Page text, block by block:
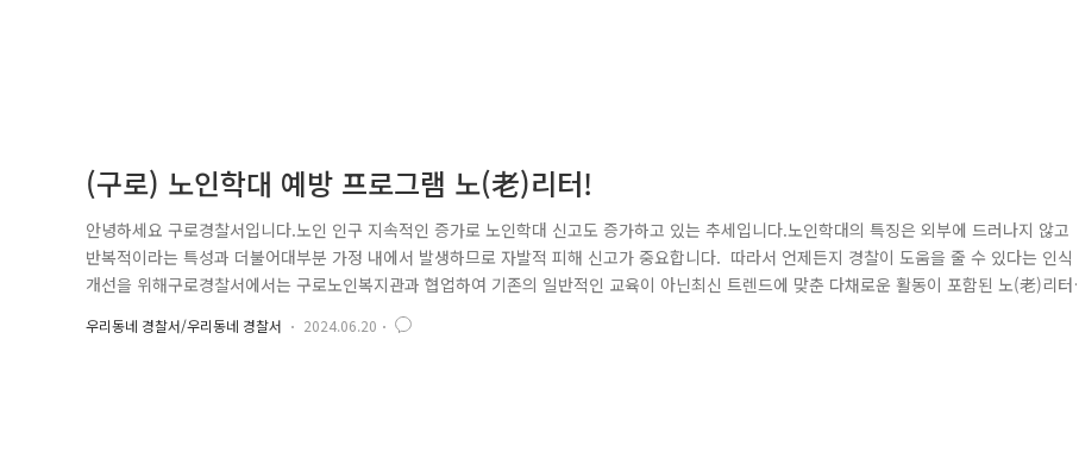
(구로) 노인학대 예방 프로그램 노(老)리터!
안녕하세요 구로경찰서입니다.노인 인구 지속적인 증가로 노인학대 신고도 증가하고 있는 추세입니다.노인학대의 특징은 외부에 드러나지 않고
반복적이라는 특성과 더불어대부분 가정 내에서 발생하므로 자발적 피해 신고가 중요합니다. 따라서 언제든지 경찰이 도움을 줄 수 있다는 인식
개선을 위해구로경찰서에서는 구로노인복지관과 협업하여 기존의 일반적인 교육이 아닌최신 트렌드에 맞춘 다채로운 활동이 포함된 노(老)리터
프로그램을 진행하였습니다! 우선 첫 번째로, 최근 들어 번화가 등 쉽게 접할 수 있을 만큼 유행 중인즉석 사진 기계 '인생 네 컷 포토 부스'
사진 프레임에 학대예방 문구를 삽입하여어르신 분들과 같이 사진도 찍고, 프레임에 적힌 예방 문구를 같이 확인하는 활동을 진행하였습니다.
우리동네 경찰서/우리동네 경찰서 2024.06.20